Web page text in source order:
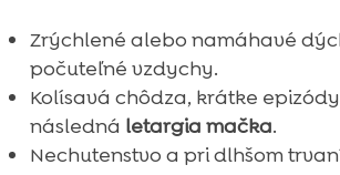
Zrýchlené alebo namáhavé
počuteľné vzdychy.
Kolísavá chôdza, krátke
následná letargia mačka.
Nechutenstvo a pri dlhšom